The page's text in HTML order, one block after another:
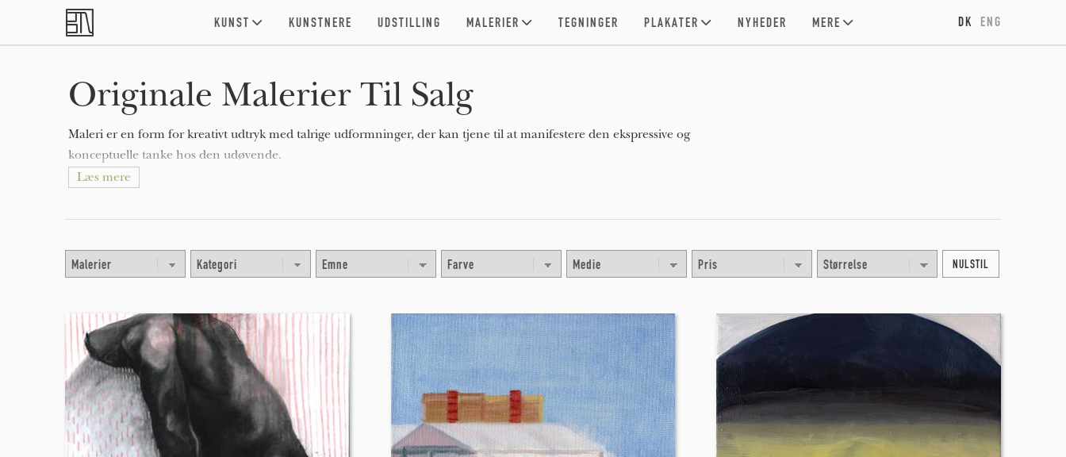
Skip to main content
KUNST KUNSTNERE UDSTILLING MALERIER TEGNINGER PLAKATER NYHEDER MERE DK ENG
Originale Malerier Til Salg
Maleri er en form for kreativt udtryk med talrige udformninger, der kan tjene til at manifestere den ekspressive og
konceptuelle tanke hos den udøvende.
fortællende (som i symbolisme), følelsesladede (som i ekspressionisme), eller politiske (som i artivisme).
Læs mere
NULSTIL